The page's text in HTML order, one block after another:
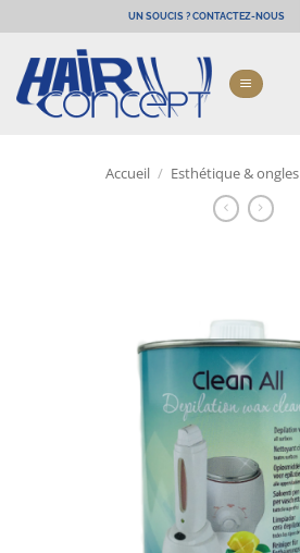
au
contenu
UN SOUCIS ? CONTACTEZ-NOUS
Accueil / Esthétique & ongles